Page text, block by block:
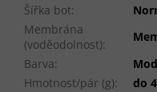
Šířka bot:
Membrána
(voděodolnost):
Barva:
Hmotnost/pár (g):
do